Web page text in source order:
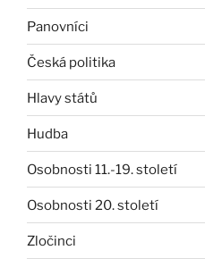
Panovníci
Česká politika
Hlavy států
Hudba
Osobnosti 11.-19. století
Osobnosti 20. století
Zločinci